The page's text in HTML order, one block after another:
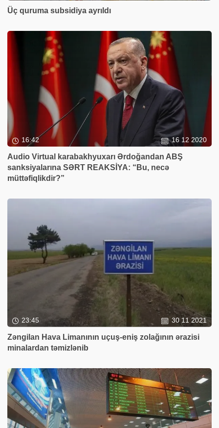
Üç quruma subsidiya ayrıldı
16:42 16 12 2020
Audio Virtual karabakhyuxarı Ərdoğandan ABŞ
sanksiyalarına SƏRT REAKSİYA: “Bu, necə
müttəfiqlikdir?”
23:45 30 11 2021
Zəngilan Hava Limanının uçuş-eniş zolağının ərazisi
minalardan təmizlənib